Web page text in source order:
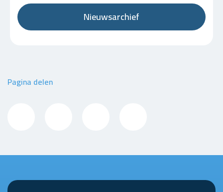
Nieuwsarchief
Pagina delen